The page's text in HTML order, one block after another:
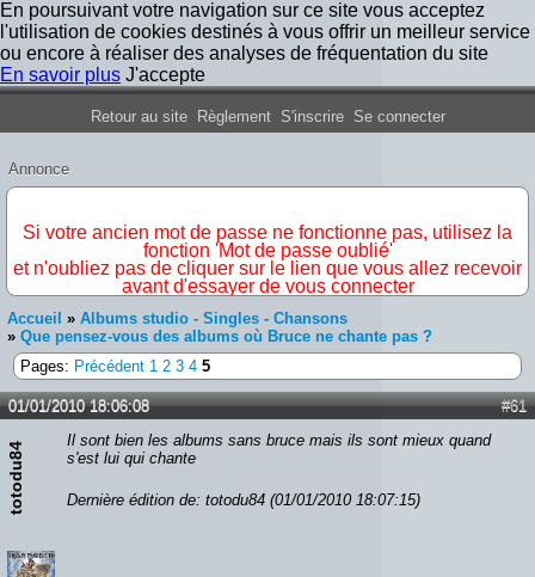
En poursuivant votre navigation sur ce site vous acceptez
l'utilisation de cookies destinés à vous offrir un meilleur service
ou encore à réaliser des analyses de fréquentation du site
En savoir plus J'accepte
Forum Iron Maiden France
Retour au site Règlement S'inscrire Se connecter
Annonce
Si votre ancien mot de passe ne fonctionne pas, utilisez la
fonction 'Mot de passe oublié'
et n'oubliez pas de cliquer sur le lien que vous allez recevoir
avant d'essayer de vous connecter
Accueil » Albums studio - Singles - Chansons
» Que pensez-vous des albums où Bruce ne chante pas ?
Pages: Précédent 1 2 3 4 5
#61
01/01/2010 18:06:08
totodu84
Il sont bien les albums sans bruce mais ils sont mieux quand
s'est lui qui chante
Dernière édition de: totodu84 (01/01/2010 18:07:15)